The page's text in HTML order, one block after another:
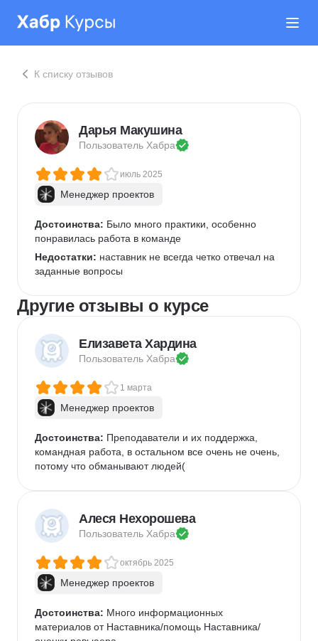
К списку отзывов
Дарья Макушина
Пользователь Хабра
июль 2025
Менеджер проектов
Достоинства: Было много практики, особенно
понравилась работа в команде
Недостатки: наставник не всегда четко отвечал на
заданные вопросы
Другие отзывы о курсе
Елизавета Хардина
Пользователь Хабра
1 марта
Менеджер проектов
Достоинства: Преподаватели и их поддержка,
командная работа, в остальном все очень не очень,
потому что обманывают людей(
Алеся Нехорошева
Пользователь Хабра
октябрь 2025
Менеджер проектов
Достоинства: Много информационных
материалов от Наставника/помощь Наставника/